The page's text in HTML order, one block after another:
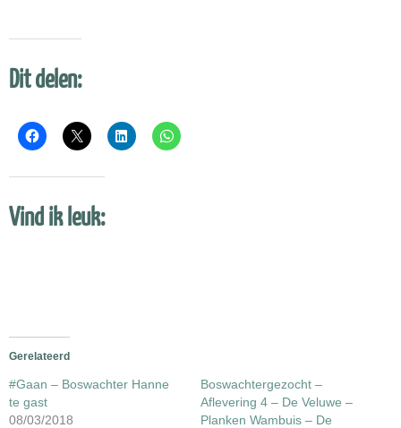
Dit delen:
Vind ik leuk:
Gerelateerd
#Gaan – Boswachter Hanne
te gast
08/03/2018
Boswachtergezocht –
Aflevering 4 – De Veluwe –
Planken Wambuis – De